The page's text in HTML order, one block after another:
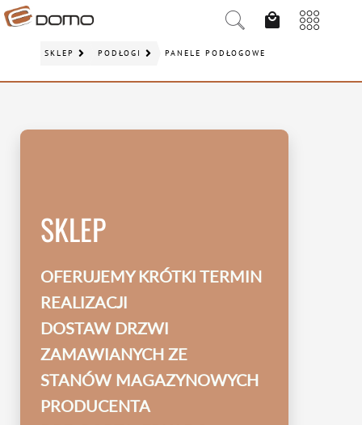
SKLEP PODŁOGI PANELE PODŁOGOWE
SKLEP
OFERUJEMY KRÓTKI TERMIN
REALIZACJI
DOSTAW DRZWI
ZAMAWIANYCH ZE
STANÓW MAGAZYNOWYCH
PRODUCENTA